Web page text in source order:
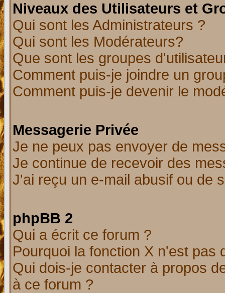
Niveaux des Utilisateurs et
Qui sont les Administrateurs ?
Qui sont les Modérateurs?
Que sont les groupes
Comment puis-je joindre un
Comment puis-je devenir le
Messagerie Privée
Je ne peux pas envoyer de
Je continue de recevoir des
J'ai reçu un e-mail abusif ou de
phpBB 2
Qui a écrit ce forum ?
Pourquoi la fonction X n'est pas
Qui dois-je contacter à propos
à ce forum ?